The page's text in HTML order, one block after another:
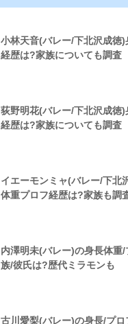
小林天音(バレー/下北沢成徳)
経歴は?家族についても調査
荻野明花(バレー/下北沢成徳)
経歴は?家族についても調査
イエーモンミャ(バレー/下北
体重プロフ経歴は?家族も調
内澤明未(バレー)の身長体重
族/彼氏は?歴代ミラモンも
古川愛梨(バレー)の身長/プ